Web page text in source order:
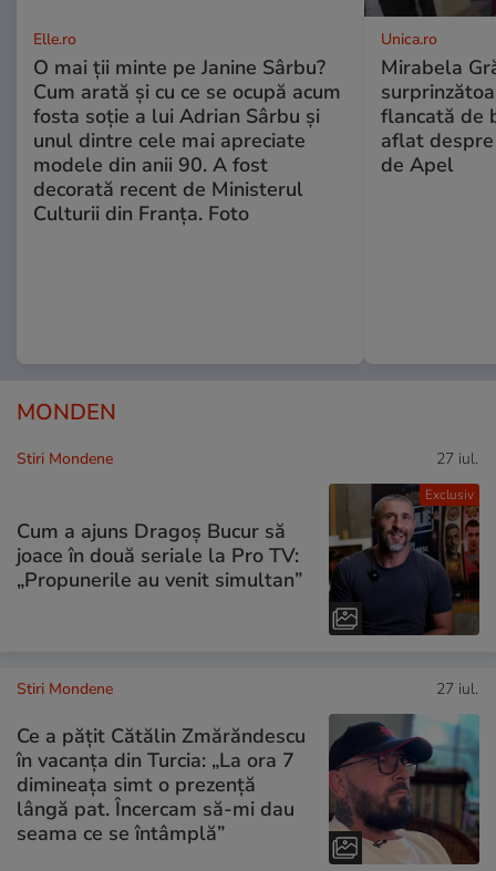
Elle.ro
O mai ții minte pe Janine Sârbu?
Cum arată și cu ce se ocupă acum
fosta soție a lui Adrian Sârbu și
unul dintre cele mai apreciate
modele din anii 90. A fost
decorată recent de Ministerul
Culturii din Franța. Foto
Unica.ro
Mirabela
flancată de
aflat
de Apel
MONDEN
Exclusiv
Stiri Mondene 27 iul.
Cum a ajuns Dragoș Bucur să
joace în două seriale la Pro TV:
„Propunerile au venit simultan”
Stiri Mondene 27 iul.
Ce a pățit Cătălin Zmărăndescu
în vacanța din Turcia: „La ora 7
dimineața simt o prezență
lângă pat. Încercam să-mi dau
seama ce se întâmplă”